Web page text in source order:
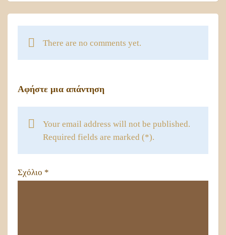
There are no comments yet.
Αφήστε μια απάντηση
Your email address will not be published.
Required fields are marked (*).
Σχόλιο *